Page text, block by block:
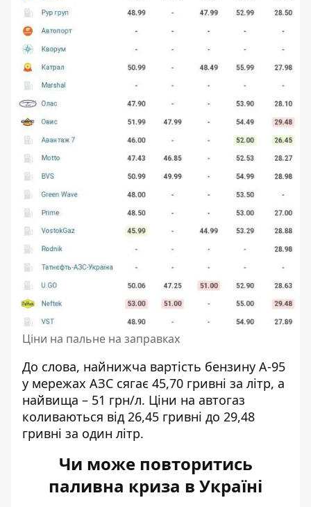
Ціни на пальне на заправках
До слова, найнижча вартість бензину А-95
у мережах АЗС сягає 45,70 гривні за літр, а
найвища – 51 грн/л. Ціни на автогаз
коливаються від 26,45 гривні до 29,48
гривні за один літр.
Чи може повторитись
паливна криза в Україні